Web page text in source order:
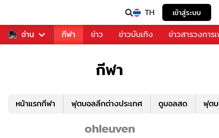
TH เข้าสู่ระบบ
อ่าน
สำหรับคุณ กีฬา ข่าว ข่าวบันเทิง ข่าวสารวงการ
กีฬา
หน้าแรกกีฬา ฟุตบอลลีกต่างประเทศ ดูบอลสด ฟุต
ohleuven